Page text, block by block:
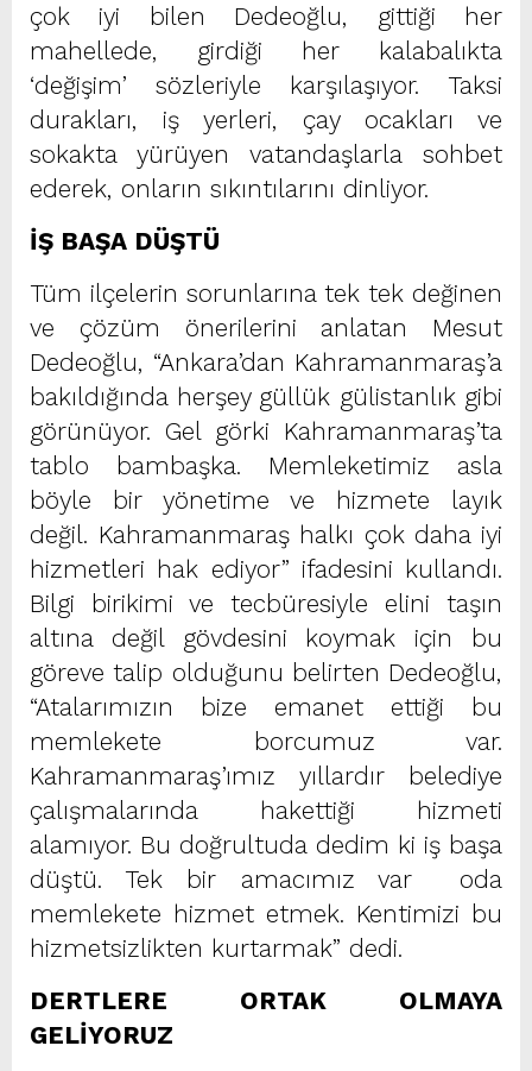
çok iyi bilen Dedeoğlu, gittiği her
mahellede, girdiği her kalabalıkta
‘değişim’ sözleriyle karşılaşıyor. Taksi
durakları, iş yerleri, çay ocakları ve
sokakta yürüyen vatandaşlarla sohbet
ederek, onların sıkıntılarını dinliyor.
İŞ BAŞA DÜŞTÜ
Tüm ilçelerin sorunlarına tek tek değinen
ve çözüm önerilerini anlatan Mesut
Dedeoğlu, “Ankara’dan Kahramanmaraş’a
bakıldığında herşey güllük gülistanlık gibi
görünüyor. Gel görki Kahramanmaraş’ta
tablo bambaşka. Memleketimiz asla
böyle bir yönetime ve hizmete layık
değil. Kahramanmaraş halkı çok daha iyi
hizmetleri hak ediyor” ifadesini kullandı.
Bilgi birikimi ve tecbüresiyle elini taşın
altına değil gövdesini koymak için bu
göreve talip olduğunu belirten Dedeoğlu,
“Atalarımızın bize emanet ettiği bu
memlekete borcumuz var.
Kahramanmaraş’ımız yıllardır belediye
çalışmalarında hakettiği hizmeti
alamıyor. Bu doğrultuda dedim ki iş başa
düştü. Tek bir amacımız var oda
memlekete hizmet etmek. Kentimizi bu
hizmetsizlikten kurtarmak” dedi.
DERTLERE ORTAK OLMAYA
GELİYORUZ